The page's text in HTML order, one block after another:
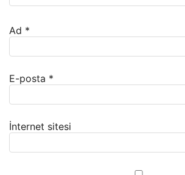
Ad *
E-posta *
İnternet sitesi